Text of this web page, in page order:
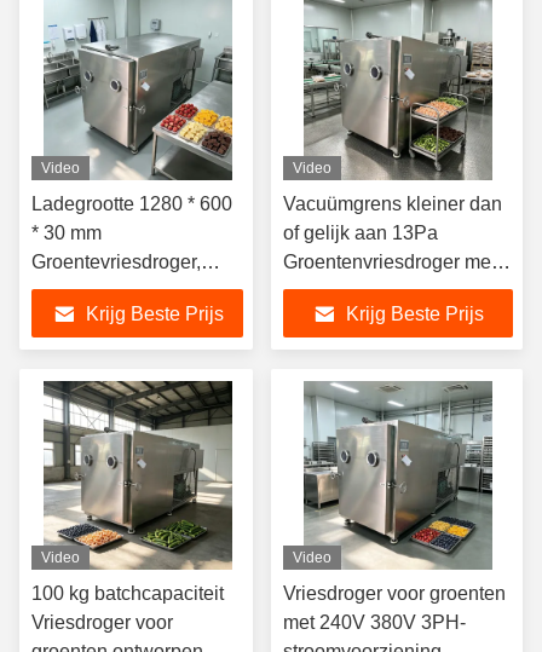
vriesdrogen
Video
Ladegrootte 1280 * 600
* 30 mm
Groentevriesdroger,
perfecte keuze voor het
drogen van groenten,
energieverbruik,
energiesysteem van 10
kWh
Krijg Beste Prijs
Video
Vacuümgrens kleiner dan
of gelijk aan 13Pa
Groentenvriesdroger met
PLC-besturing en totale
afmeting 3800 1700 2000
mm
Krijg Beste Prijs
Video
100 kg batchcapaciteit
Vriesdroger voor
Video
Vriesdroger voor groenten
met 240V 380V 3PH-